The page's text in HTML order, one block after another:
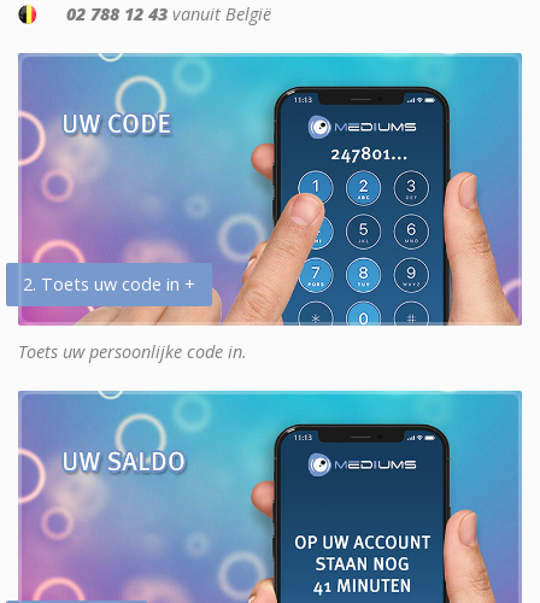
02 788 12 43 vanuit België
2. Toets uw code in +
Toets uw persoonlijke code in.